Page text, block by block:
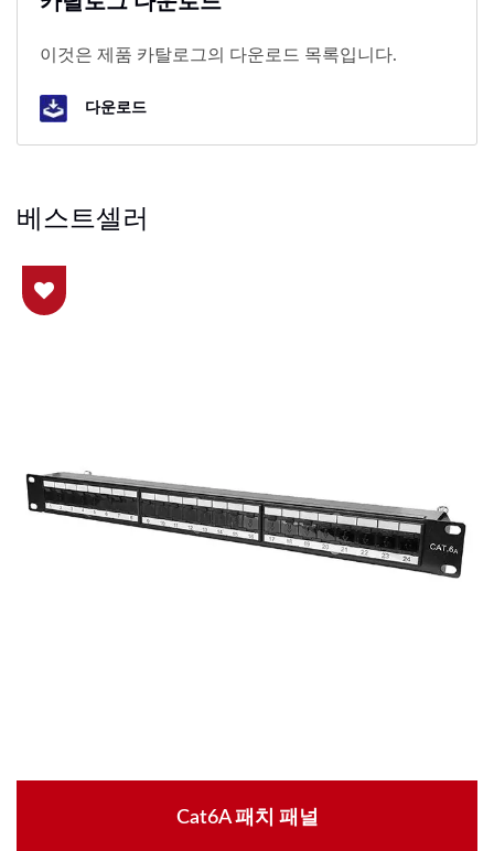
이것은 제품 카탈로그의 다운로드 목록입니다.
다운로드
베스트셀러
Cat6A 패치 패널